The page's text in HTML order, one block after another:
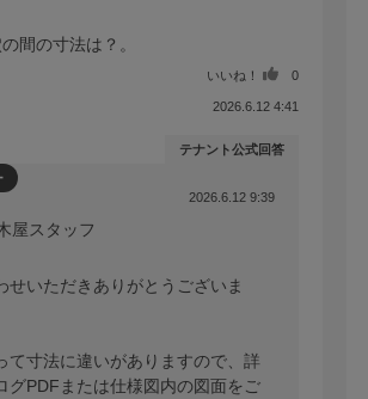
間の寸法は？。
いいね！ 0
2026.6.12 4:41
2026.6.12 9:39
屋スタッフ
せいただきありがとうございま
て寸法に違いがありますので、詳
グPDFまたは仕様図内の図面をご
テナント公式回答